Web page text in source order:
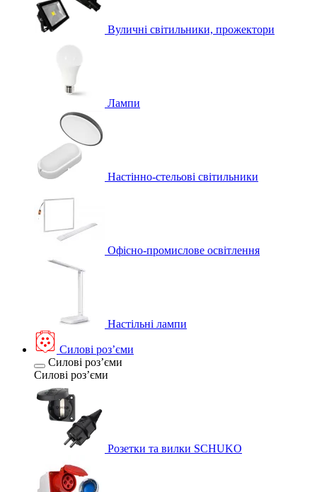
Вуличні світильники, прожектори
Лампи
Настінно-стельові світильники
Офісно-промислове освітлення
Настільні лампи
Силові розʼєми
Силові розʼєми
Силові розʼєми
Розетки та вилки SCHUKO